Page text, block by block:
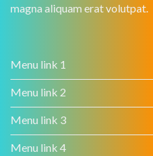
magna aliquam erat volutpat.
Menu link 1
Menu link 2
Menu link 3
Menu link 4